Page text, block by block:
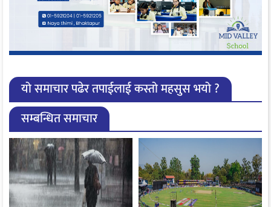
यो समाचार पढेर तपाईलाई कस्तो महसुस भयो ?
सम्बन्धित समाचार